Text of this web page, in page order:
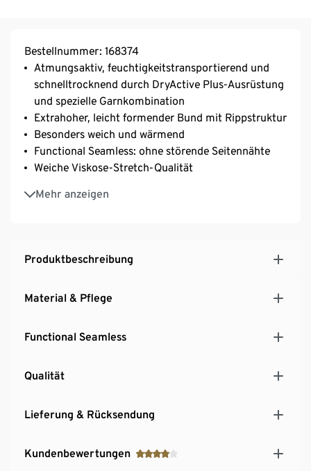
Bestellnummer: 168374
Atmungsaktiv, feuchtigkeitstransportierend und
schnelltrocknend durch DryActive Plus-Ausrüstung
und spezielle Garnkombination
Extrahoher, leicht formender Bund mit Rippstruktur
Besonders weich und wärmend
Functional Seamless: ohne störende Seitennähte
Weiche Viskose-Stretch-Qualität
Mehr anzeigen
Mit Elasthan: formbeständig, perfekter Sitz, hoher
Tragekomfort
Produktbeschreibung
Material & Pflege
Functional Seamless
Qualität
Lieferung & Rücksendung
Kundenbewertungen